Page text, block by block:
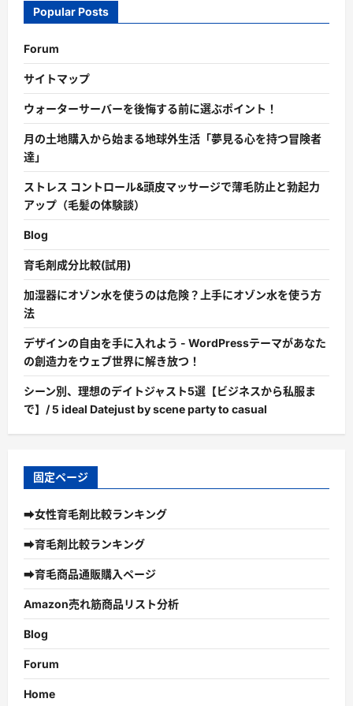
Popular Posts
Forum
サイトマップ
ウォーターサーバーを後悔する前に選ぶポイント！
月の土地購入から始まる地球外生活「夢見る心を持つ冒険者
達」
ストレス コントロール&頭皮マッサージで薄毛防止と勃起力
アップ（毛髪の体験談）
Blog
育毛剤成分比較(試用)
加湿器にオゾン水を使うのは危険？上手にオゾン水を使う方
法
デザインの自由を手に入れよう - WordPressテーマがあなた
の創造力をウェブ世界に解き放つ！
シーン別、理想のデイトジャスト5選【ビジネスから私服ま
で】/ 5 ideal Datejust by scene party to casual
固定ページ
➡女性育毛剤比較ランキング
➡育毛剤比較ランキング
➡育毛商品通販購入ページ
Amazon売れ筋商品リスト分析
Blog
Forum
Home